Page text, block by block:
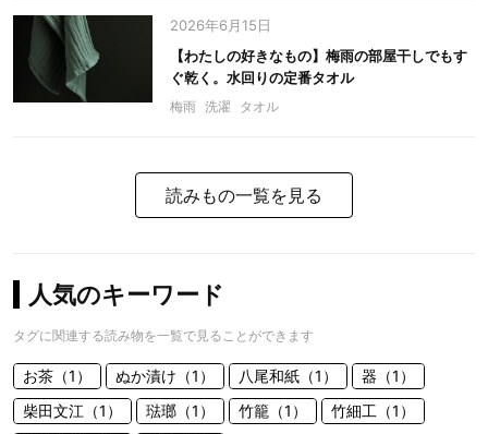
2026年6月15日
【わたしの好きなもの】梅雨の部屋干しでもす
ぐ乾く。水回りの定番タオル
梅雨 洗濯 タオル
読みもの一覧を見る
人気のキーワード
タグに関連する読み物を一覧で見ることができます
お茶（1） ぬか漬け（1） 八尾和紙（1）
器（1）
柴田文江（1）
琺瑯（1） 竹籠（1）
竹細工（1）